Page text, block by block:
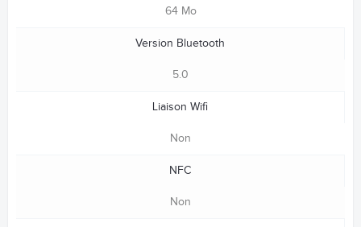
64 Mo
Version Bluetooth
5.0
Liaison Wifi
Non
NFC
Non